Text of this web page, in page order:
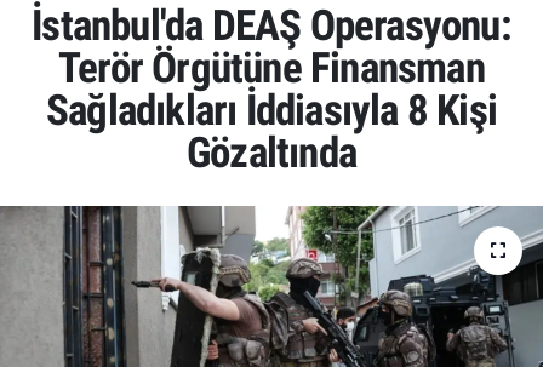
İstanbul'da DEAŞ Operasyonu:
Terör Örgütüne Finansman
Sağladıkları İddiasıyla 8 Kişi
Gözaltında
Ekonomi
Yaşam
Eğitim
Sağlık
Kadın
Tüm Manşetler
Son Dakika Haberleri